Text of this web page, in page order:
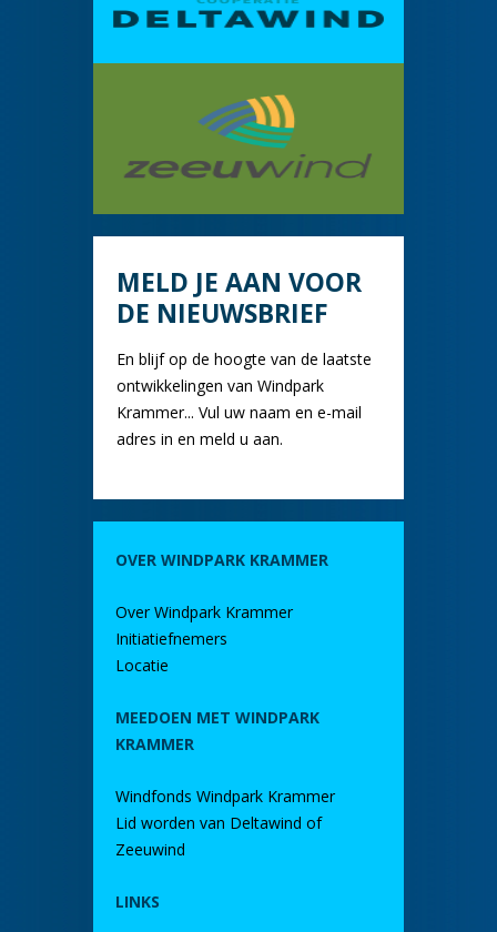
MELD JE AAN VOOR
DE NIEUWSBRIEF
En blijf op de hoogte van de laatste
ontwikkelingen van Windpark
Krammer... Vul uw naam en e-mail
adres in en meld u aan.
OVER WINDPARK KRAMMER
Over Windpark Krammer
Initiatiefnemers
Locatie
MEEDOEN MET WINDPARK
KRAMMER
Windfonds Windpark Krammer
Lid worden van Deltawind of
Zeeuwind
LINKS